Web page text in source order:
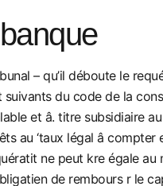
– qu’il déboute le
du code de la
et â. titre subsidiaire
au ‘taux légal â
ne peut kre égale
de rembours r le